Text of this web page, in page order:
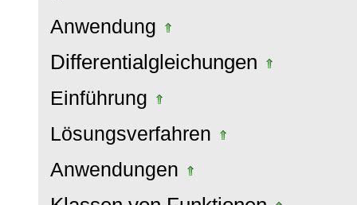
Anwendung
Differentialgleichungen
Einführung
Lösungsverfahren
Anwendungen